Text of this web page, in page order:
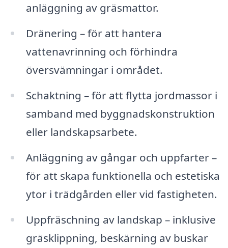
anläggning av gräsmattor.
Dränering – för att hantera
vattenavrinning och förhindra
översvämningar i området.
Schaktning – för att flytta jordmassor i
samband med byggnadskonstruktion
eller landskapsarbete.
Anläggning av gångar och uppfarter –
för att skapa funktionella och estetiska
ytor i trädgården eller vid fastigheten.
Uppfräschning av landskap – inklusive
gräsklippning, beskärning av buskar